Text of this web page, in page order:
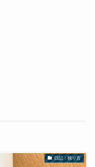
日記：独り言